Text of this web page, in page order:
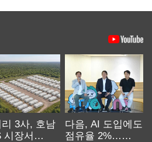
리 3사, 호남
시장서
다음, AI 도입에도
점유율 2%…